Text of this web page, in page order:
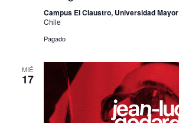
Campus El Claustro, Universidad Mayor
Chile
Pagado
MIÉ
17